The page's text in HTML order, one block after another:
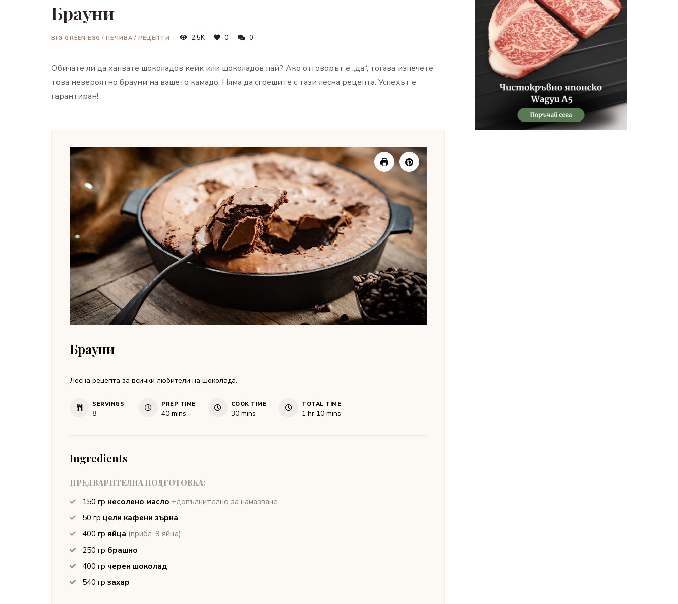
Брауни
BIG GREEN EGG / ПЕЧИВА / РЕЦЕПТИ 2.5K 0 0
Обичате ли да хапвате шоколадов кейк или шоколадов пай? Ако отговорът е „да“, тогава изпечете
това невероятно брaуни на вашето камадо. Няма да сгрешите с тази лесна рецепта. Успехът е
гарантиран!
Брауни
Лесна рецепта за всички любители на шоколада.
SERVINGS
8
PREP TIME
40minutes
mins
COOK TIME
30minutes
mins
TOTAL TIME
1 hour
hr 10minutes
mins
Ingredients
ПРЕДВАРИТЕЛНА ПОДГОТОВКА:
150 гр несолено масло +допълнително за намазване
50 гр цели кафени зърна
400 гр яйца (прибл. 9 яйца)
250 гр брашно
400 гр черен шоколад
540 гр захар